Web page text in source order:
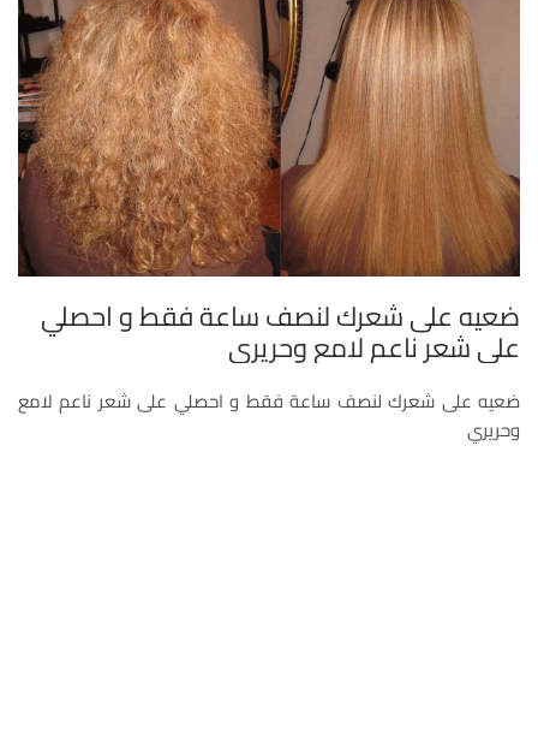
ضعيه على شعرك لنصف ساعة فقط و احصلي
على شعر ناعم لامع وحريري
ضعيه على شعرك لنصف ساعة فقط و احصلي على شعر ناعم لامع
وحريري